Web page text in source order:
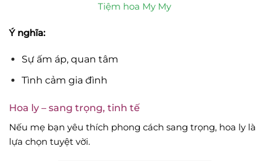
Tiệm hoa My My
Ý nghĩa:
Sự ấm áp, quan tâm
Tình cảm gia đình
Hoa ly – sang trọng, tinh tế
Nếu mẹ bạn yêu thích phong cách sang trọng, hoa ly là
lựa chọn tuyệt vời.